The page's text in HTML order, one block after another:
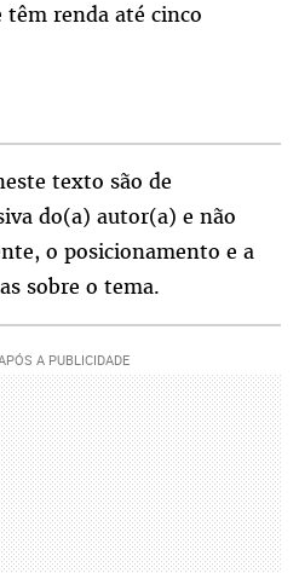
têm renda até cinco
texto são de
do(a) autor(a) e não
o posicionamento e a
sobre o tema.